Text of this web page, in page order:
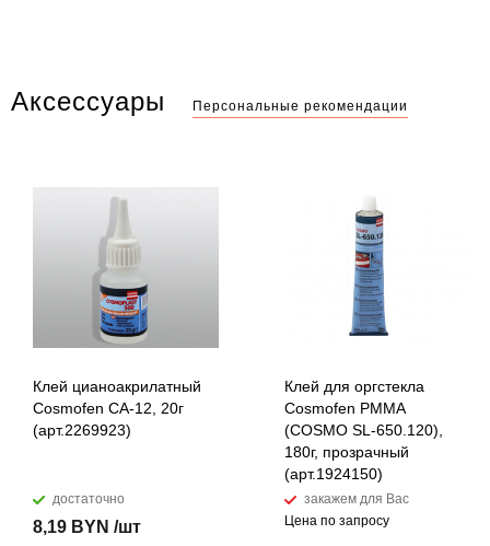
Аксессуары Персональные рекомендации
Клей цианоакрилатный
Cosmofen CA-12, 20г
(арт.2269923)
достаточно
8,19 BYN /шт
Клей для оргстекла
Cosmofen PMMA
(COSMO SL-650.120),
180г, прозрачный
(арт.1924150)
закажем для Вас
Цена по запросу